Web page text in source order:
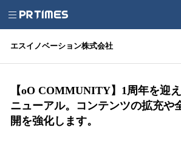
エスイノベーション株式会社
【oO COMMUNITY】1周年を迎
ニューアル。コンテンツの拡充や
開を強化します。